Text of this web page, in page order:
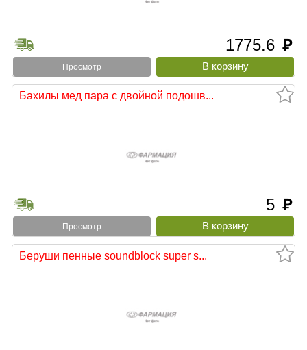
1775.6 руб
Просмотр
Бахилы мед пара с двойной подошв...
5 руб
Просмотр
Беруши пенные soundblock super s...